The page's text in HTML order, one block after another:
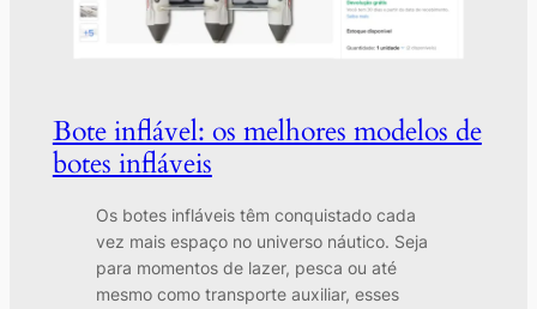
Bote inflável: os melhores modelos de
botes infláveis
Os botes infláveis têm conquistado cada
vez mais espaço no universo náutico. Seja
para momentos de lazer, pesca ou até
mesmo como transporte auxiliar, esses